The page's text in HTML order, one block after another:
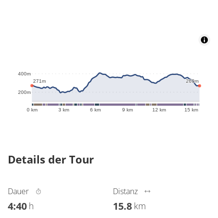
0 km 3 km 6 km 9 km 12 km 15 km
200m
400m
271m
269m
Details der Tour
Dauer
4:40 h
Distanz
15.8 km